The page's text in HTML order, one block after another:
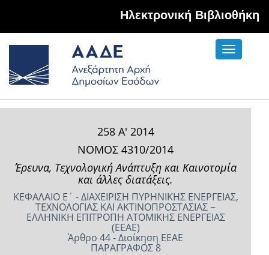
Hλεκτρονική Βιβλιοθήκη
Toggle
258 Α' 2014
ΝΟΜΟΣ 4310/2014
Έρευνα, Τεχνολογική Ανάπτυξη και Καινοτομία
και άλλες διατάξεις.
ΚΕΦΑΛΑΙΟ Ε΄ - ΔΙΑΧΕΙΡΙΣΗ ΠΥΡΗΝΙΚΗΣ ΕΝΕΡΓΕΙΑΣ,
ΤΕΧΝΟΛΟΓΙΑΣ ΚΑΙ ΑΚΤΙΝΟΠΡΟΣΤΑΣΙΑΣ −
ΕΛΛΗΝΙΚΗ ΕΠΙΤΡΟΠΗ ΑΤΟΜΙΚΗΣ ΕΝΕΡΓΕΙΑΣ
(ΕΕΑΕ)
Άρθρο 44 - Διοίκηση ΕΕΑΕ
ΠΑΡΑΓΡΑΦΟΣ 8